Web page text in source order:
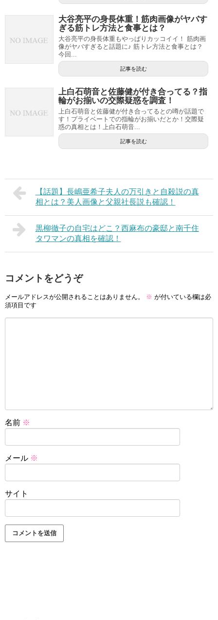
大谷亮平の身長体重！筋肉画像がヤバす
ぎる筋トレ方法と食事とは？
大谷亮平の身長体重もやっぱりカッコイイ！ 筋肉画
像がヤバすぎると話題に♪ 筋トレ方法と食事とは？
今回...
記事を読む
上白石萌音と佐藤健が付き合ってる？指
輪がお揃いの交際疑惑を調査！
上白石萌音と佐藤健が付き合ってるとの噂が話題で
す！プライベートでの指輪がお揃いだとか！交際疑
惑の真相とは！上白石萌音...
記事を読む
【話題】長嶋亜希子夫人の万引きと自殺説の真
相とは？美人画像と父親社長説も確認！
黒柳徹子の自宅はどこ？西麻布の豪邸と南千住
タワマンの真相を確認！
コメントをどうぞ
メールアドレスが公開されることはありません。 ※ が付いている欄は必
須項目です
名前 ※
メール ※
サイト